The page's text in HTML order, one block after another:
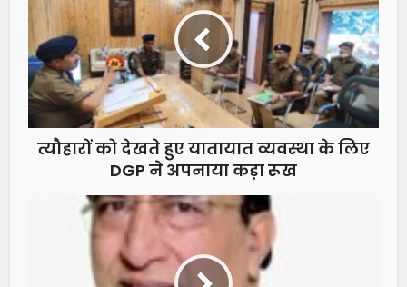
त्यौहारों को देखते हुए यातायात व्यवस्था के लिए
DGP ने अपनाया कड़ा रूख